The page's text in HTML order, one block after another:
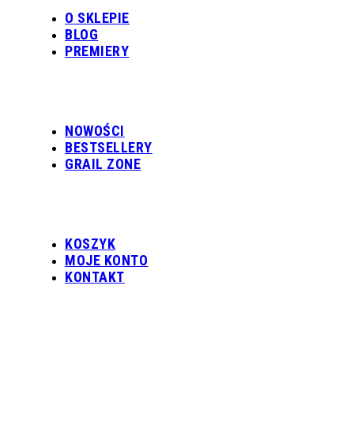
O SKLEPIE
BLOG
PREMIERY
NOWOŚCI
BESTSELLERY
GRAIL ZONE
KOSZYK
MOJE KONTO
KONTAKT